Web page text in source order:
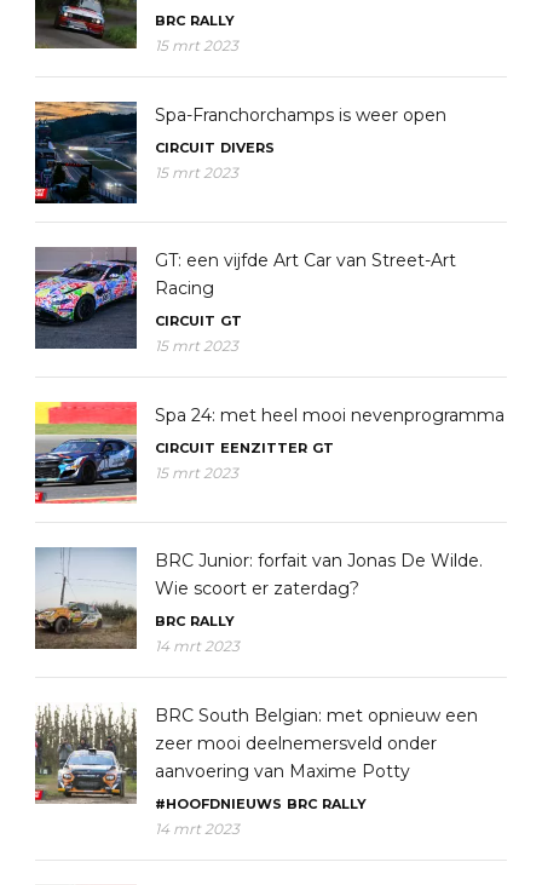
BRC RALLY
15 mrt 2023
Spa-Franchorchamps is weer open
CIRCUIT DIVERS
15 mrt 2023
GT: een vijfde Art Car van Street-Art
Racing
CIRCUIT GT
15 mrt 2023
Spa 24: met heel mooi nevenprogramma
CIRCUIT EENZITTER GT
15 mrt 2023
BRC Junior: forfait van Jonas De Wilde.
Wie scoort er zaterdag?
BRC RALLY
14 mrt 2023
BRC South Belgian: met opnieuw een
zeer mooi deelnemersveld onder
aanvoering van Maxime Potty
#HOOFDNIEUWS BRC RALLY
14 mrt 2023